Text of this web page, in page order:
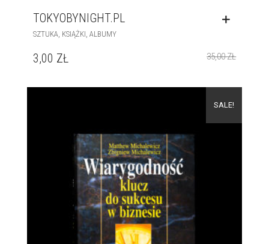
TOKYOBYNIGHT.PL
SZTUKA KSIĄŻKI ALBUMY
35,00ZŁ
3,00 ZŁ
SALE!